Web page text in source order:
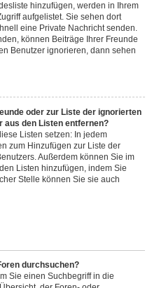
hinzufügen, werden in Ihrem
aufgelistet. Sie sehen dort
eine Private Nachricht senden.
können Beiträge Ihrer Freunde
Benutzer ignorieren, dann sehen
oder zur Liste der ignorierten
aus den Listen entfernen?
Listen setzen: In jedem
zum Hinzufügen zur Liste der
Außerdem können Sie im
Listen hinzufügen, indem Sie
Stelle können Sie sie auch
durchsuchen?
Sie einen Suchbegriff in die